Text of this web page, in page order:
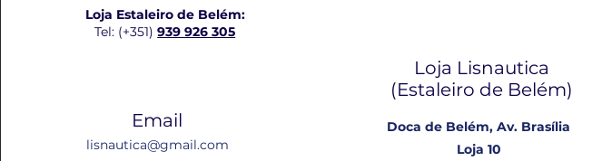
Loja Estaleiro de Belém:
Tel: (+351)939 926 305
Email
lisnautica@gmail.com
Loja Lisnautica
(Estaleiro de Belém​)
Doca de Belém, Av. Brasília
Loja 10